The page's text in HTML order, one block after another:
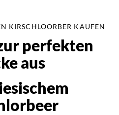
KIRSCHLOORBER KAUFEN
perfekten
aus